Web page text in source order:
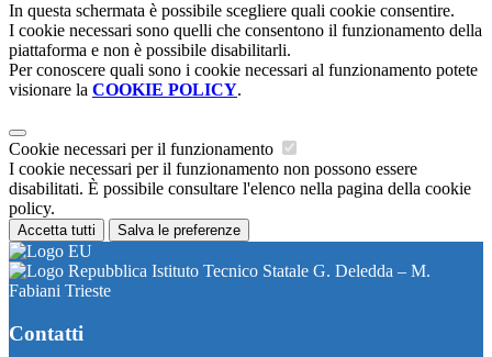
In questa schermata è possibile scegliere quali cookie consentire.
I cookie necessari sono quelli che consentono il funzionamento della
piattaforma e non è possibile disabilitarli.
Per conoscere quali sono i cookie necessari al funzionamento potete
visionare la COOKIE POLICY.
Cookie necessari per il funzionamento
I cookie necessari per il funzionamento non possono essere
disabilitati. È possibile consultare l'elenco nella pagina della cookie
policy.
Accetta tutti Salva le preferenze
Istituto Tecnico Statale G. Deledda – M.
Fabiani Trieste
Contatti